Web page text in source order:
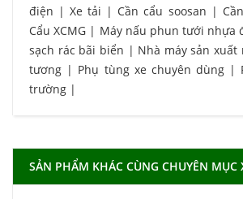
điện |Xe tải | Cần cẩu soosan |
Cẩu XCMG | Máy nấu phun tưới nhựa
sạch rác bãi biển | Nhà máy sản
tương | Phụ tùng xe chuyên dùng |
trường |
SẢN PHẨM KHÁC CÙNG CHUYÊN MỤC